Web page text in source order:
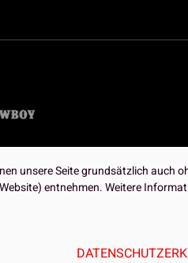
unsere Seite grundsätzlich auch
entnehmen. Weitere